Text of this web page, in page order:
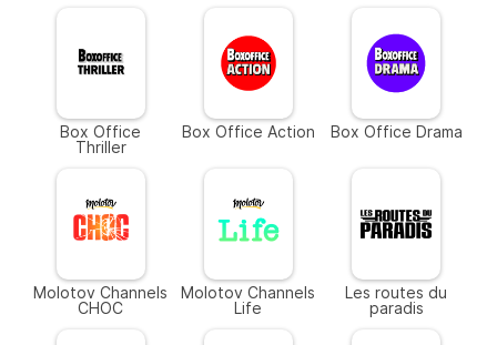
Box Office
Thriller
Box Office Action Box Office Drama
Molotov Channels
CHOC
Molotov Channels
Life
Les routes du
paradis